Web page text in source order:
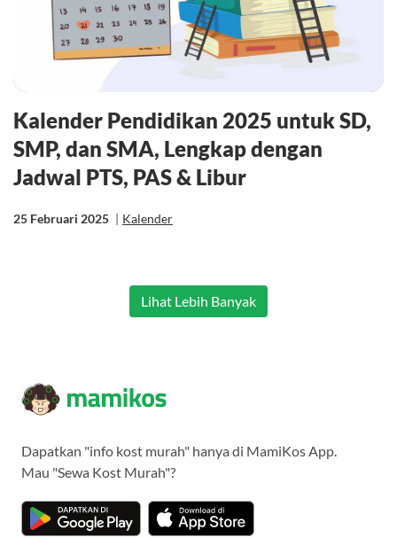
Kalender Pendidikan 2025 untuk SD,
SMP, dan SMA, Lengkap dengan
Jadwal PTS, PAS & Libur
25 Februari 2025 | Kalender
Lihat Lebih Banyak
Dapatkan "info kost murah" hanya di MamiKos App.
Mau "Sewa Kost Murah"?